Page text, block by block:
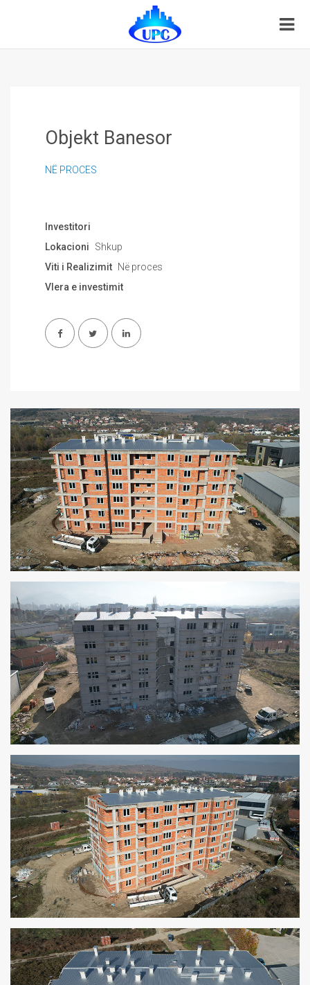
Objekt Banesor
NË PROCES
Investitori
Lokacioni
Shkup
Viti i Realizimit
Në proces
Vlera e investimit